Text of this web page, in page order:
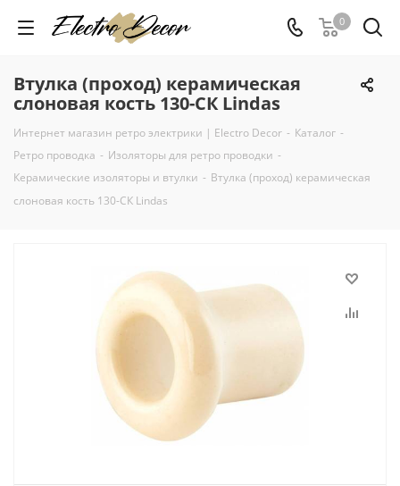
0
Втулка (проход) керамическая
слоновая кость 130-СК Lindas
Интернет магазин ретро электрики | Electro Decor - Каталог -
Ретро проводка - Изоляторы для ретро проводки -
Керамические изоляторы и втулки - Втулка (проход) керамическая
слоновая кость 130-СК Lindas